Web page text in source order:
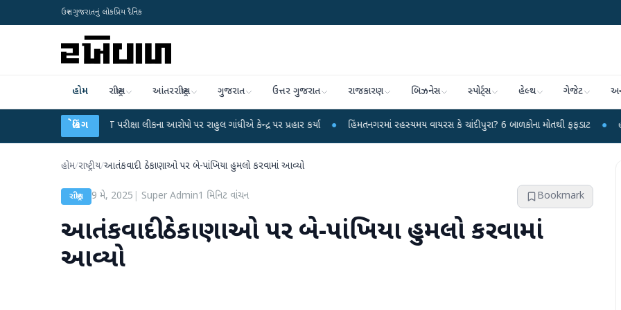
ઉત્તર ગુજરાતનું લોકપ્રિય દૈનિક
હોમ રાષ્ટ્રીય આંતરરાષ્ટ્રીય ગુજરાત ઉત્તર ગુજરાત રાજકારણ બિઝનેસ સ્પોર્ટ્સ હેલ્થ ગેજેટ
બ્રેકિંગ
UGC-NET પરીક્ષા લીકના આરોપો પર રાહુલ ગાંધીએ કેન્દ્ર પર પ્રહાર કર્યા ● હિંમતનગરમાં રહસ્યમય વાયરસ કે ચાંદીપુરા? 6 બાળકોના મોતથી ફફડાટ ● હવામાન વિભાગે
હોમ/રાષ્ટ્રીય/આતંકવાદી ઠેકાણાઓ પર બે-પાંખિયા હુમલો કરવામાં આવ્યો
રાષ્ટ્રીય 9 મે, 2025 Super Admin1 મિનિટ વાંચન Bookmark
આતંકવાદી ઠેકાણાઓ પર બે-પાંખિયા હુમલો કરવામાં
આવ્યો